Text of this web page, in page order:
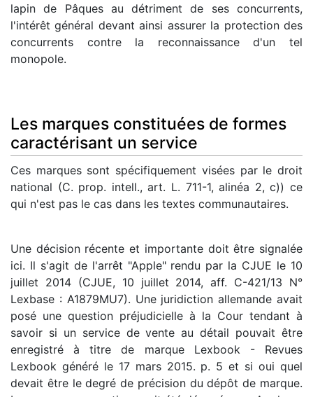
lapin de Pâques au détriment de ses concurrents,
l'intérêt général devant ainsi assurer la protection des
concurrents contre la reconnaissance d'un tel
monopole.
Les marques constituées de formes
caractérisant un service
Ces marques sont spécifiquement visées par le droit
national (C. prop. intell., art. L. 711-1, alinéa 2, c)) ce
qui n'est pas le cas dans les textes communautaires.
Une décision récente et importante doit être signalée
ici. Il s'agit de l'arrêt "Apple" rendu par la CJUE le 10
juillet 2014 (CJUE, 10 juillet 2014, aff. C-421/13 N°
Lexbase : A1879MU7). Une juridiction allemande avait
posé une question préjudicielle à la Cour tendant à
savoir si un service de vente au détail pouvait être
enregistré à titre de marque Lexbook - Revues
Lexbook généré le 17 mars 2015. p. 5 et si oui quel
devait être le degré de précision du dépôt de marque.